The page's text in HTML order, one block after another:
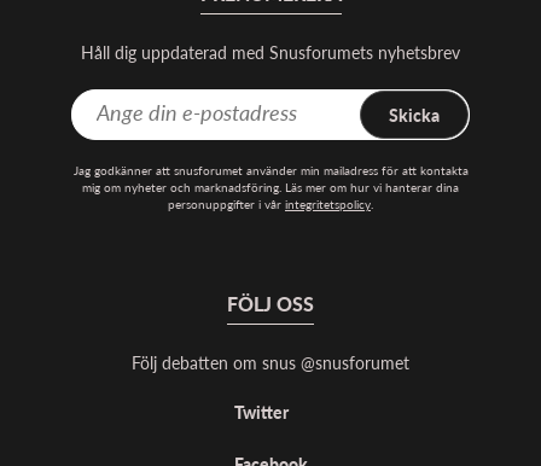
Håll dig uppdaterad med Snusforumets nyhetsbrev
Skicka
Jag godkänner att snusforumet använder min mailadress för att kontakta
mig om nyheter och marknadsföring. Läs mer om hur vi hanterar dina
personuppgifter i vår integritetspolicy.
FÖLJ OSS
Följ debatten om snus @snusforumet
Twitter